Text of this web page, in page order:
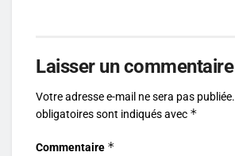
Laisser un commentaire
Votre adresse e-mail ne sera pas publiée.
obligatoires sont indiqués avec *
Commentaire *